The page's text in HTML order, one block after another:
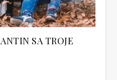
SA TROJE